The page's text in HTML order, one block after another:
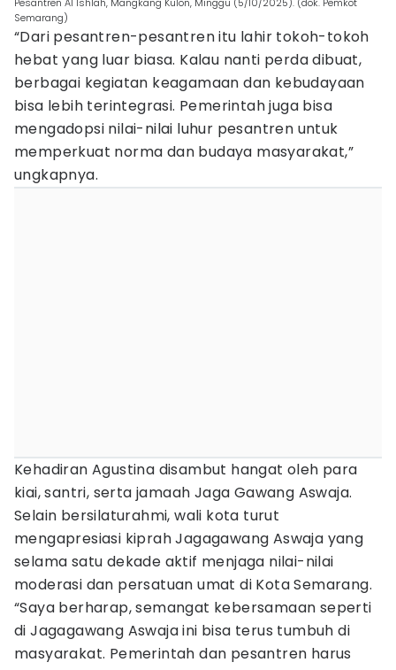
Semarang)
“Dari pesantren-pesantren itu lahir tokoh-tokoh
hebat yang luar biasa. Kalau nanti perda dibuat,
berbagai kegiatan keagamaan dan kebudayaan
bisa lebih terintegrasi. Pemerintah juga bisa
mengadopsi nilai-nilai luhur pesantren untuk
memperkuat norma dan budaya masyarakat,”
ungkapnya.
Kehadiran Agustina disambut hangat oleh para
kiai, santri, serta jamaah Jaga Gawang Aswaja.
Selain bersilaturahmi, wali kota turut
mengapresiasi kiprah Jagagawang Aswaja yang
selama satu dekade aktif menjaga nilai-nilai
moderasi dan persatuan umat di Kota Semarang.
“Saya berharap, semangat kebersamaan seperti
di Jagagawang Aswaja ini bisa terus tumbuh di
masyarakat. Pemerintah dan pesantren harus